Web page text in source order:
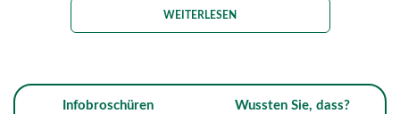
WEITERLESEN
Infobroschüren
Wussten Sie, dass?